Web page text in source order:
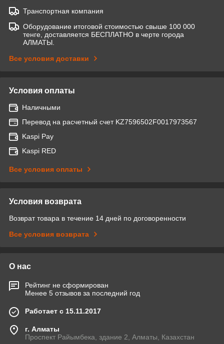
Транспортная компания
Оборудование итоговой стоимостью свыше 100 000
тенге, доставляется БЕСПЛАТНО в черте города
АЛМАТЫ.
Все условия доставки
Условия оплаты
Наличными
Перевод на расчетный счет KZ7596502F0017973567
Kaspi Pay
Kaspi RED
Все условия оплаты
Условия возврата
Возврат товара в течение 14 дней по договоренности
Все условия возврата
О нас
Рейтинг не сформирован
Менее 5 отзывов за последний год
Работает с 15.11.2017
г. Алматы
Проспект Райымбека, здание 2, Алматы, Казахстан